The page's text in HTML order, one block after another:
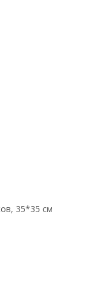
35*35 см